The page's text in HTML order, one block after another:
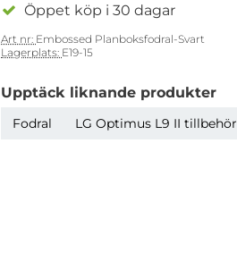
Öppet köp i 30 dagar
Art nr: Embossed Planboksfodral-Svart
Lagerplats: E19-15
Upptäck liknande produkter
Fodral LG Optimus L9 II tillbehör